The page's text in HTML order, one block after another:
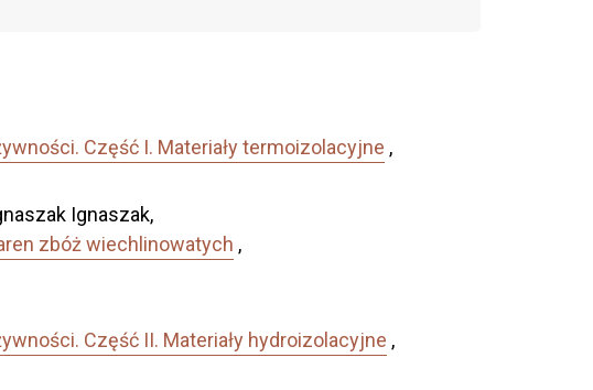
Część I. Materiały termoizolacyjne ,
Ignaszak,
zbóż wiechlinowatych ,
Część II. Materiały hydroizolacyjne ,